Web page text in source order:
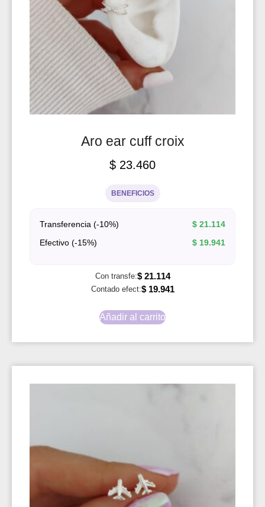
Aro ear cuff croix
$ 23.460
BENEFICIOS
Transferencia (-10%) $ 21.114
Efectivo (-15%)
$ 19.941
Con transfe:$21.114
Contado efect:$19.941
Añadir al carrito